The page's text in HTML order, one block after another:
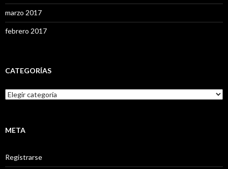
marzo 2017
febrero 2017
CATEGORÍAS
C
a
g
í
a
META
Registrarse